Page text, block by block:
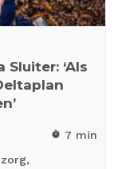
‘Als
timer 7 min